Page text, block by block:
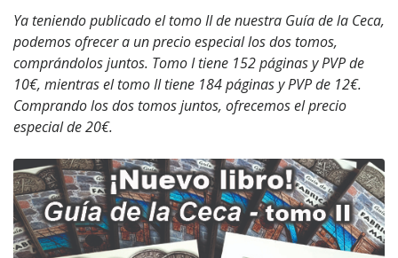
Ya teniendo publicado el tomo II de nuestra Guía de la Ceca,
podemos ofrecer a un precio especial los dos tomos,
comprándolos juntos. Tomo I tiene 152 páginas y PVP de
10€, mientras el tomo II tiene 184 páginas y PVP de 12€.
Comprando los dos tomos juntos, ofrecemos el precio
especial de 20€.